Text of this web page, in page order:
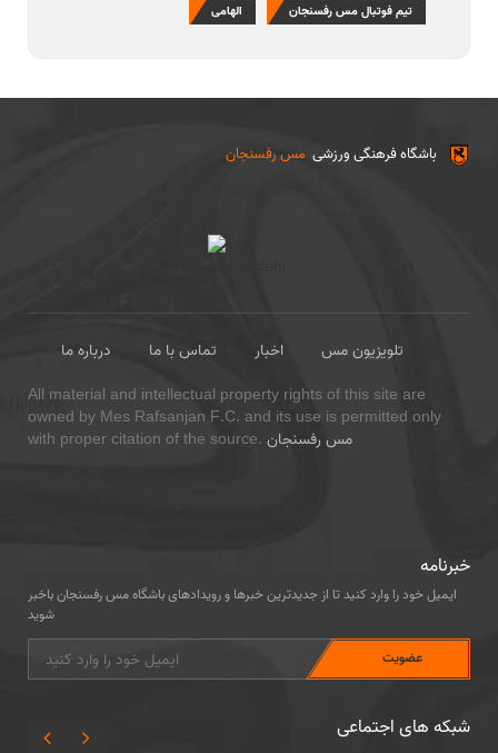
تیم فوتبال مس رفسنجان الهامی
مس رفسنجان باشگاه فرهنگی ورزشی
درباره ما تماس با ما اخبار
تلویزیون مس
All material and intellectual property rights of this site are
owned by Mes Rafsanjan F.C. and its use is permitted only
with proper citation of the source. مس رفسنجان
خبرنامه
ایمیل خود را وارد کنید تا از جدیدترین خبرها و رویدادهای باشگاه مس رفسنجان باخبر
شوید
شبکه های اجتماعی